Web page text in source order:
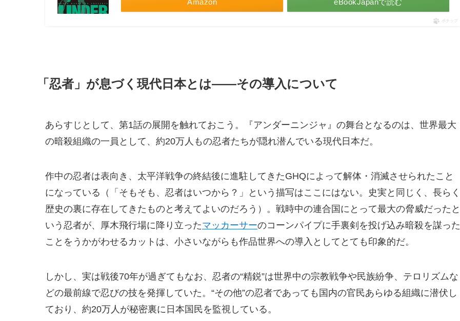
Amazon eBookJapanで読む
ポチップ
「忍者」が息づく現代日本とは――その導入について
あらすじとして、第1話の展開を触れておこう。『アンダーニンジャ』の舞台となるのは、世界最大
の暗殺組織の一員として、約20万人もの忍者たちが隠れ潜んでいる現代日本だ。
作中の忍者は表向き、太平洋戦争の終結後に進駐してきたGHQによって解体・消滅させられたこと
になっている（「そもそも、忍者はいつから？」という描写はここにはない。史実と同じく、長らく
歴史の裏に存在してきたものと考えてよいのだろう）。戦時中の連合国にとって最大の脅威だったと
いう忍者が、厚木飛行場に降り立ったマッカーサーのコーンパイプに手裏剣を投げ込み暗殺を謀った
ことをうかがわせるカットは、小さいながらも作品世界への導入としてとても印象的だ。
しかし、実は戦後70年が過ぎてもなお、忍者の“精鋭”は世界中の宗教戦争や民族紛争、テロリズムな
どの最前線で忍びの技を発揮していた。“その他”の忍者であっても国内の官民あらゆる組織に潜伏し
ており、約20万人が秘密裏に日本国民を監視している。